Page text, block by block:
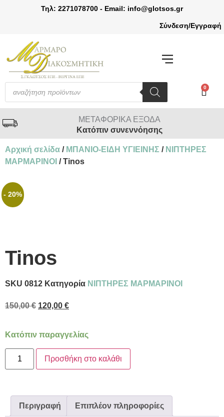
Τηλ: 2271078700 - Email: info@glotsos.gr
Σύνδεση/Εγγραφή
0
ΜΕΤΑΦΟΡΙΚΑ ΕΞΟΔΑ
Κατόπιν συνεννόησης
Αρχική σελίδα / ΜΠΑΝΙΟ-ΕΙΔΗ ΥΓΙΕΙΝΗΣ / ΝΙΠΤΗΡΕΣ
ΜΑΡΜΑΡΙΝΟΙ / Tinos
- 20%
Tinos
SKU 0812 Κατηγορία ΝΙΠΤΗΡΕΣ ΜΑΡΜΑΡΙΝΟΙ
150,00€ 120,00 €
Κατόπιν παραγγελίας
Προσθήκη στο καλάθι
Περιγραφή Επιπλέον πληροφορίες